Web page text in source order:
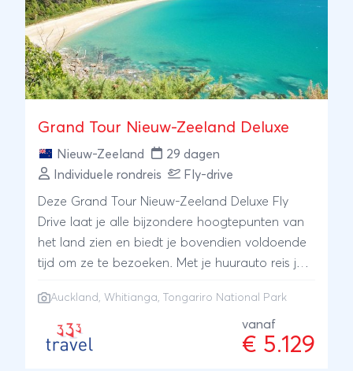
Grand Tour Nieuw-Zeeland Deluxe
Nieuw-Zeeland
29 dagen
Individuele rondreis
Fly-drive
Deze Grand Tour Nieuw-Zeeland Deluxe Fly
Drive laat je alle bijzondere hoogtepunten van
het land zien en biedt je bovendien voldoende
tijd om ze te bezoeken. Met je huurauto reis je
Je verblijft in 4* hotels.
Auckland , Whitianga, Tongariro National Park
vanaf
€ 5.129